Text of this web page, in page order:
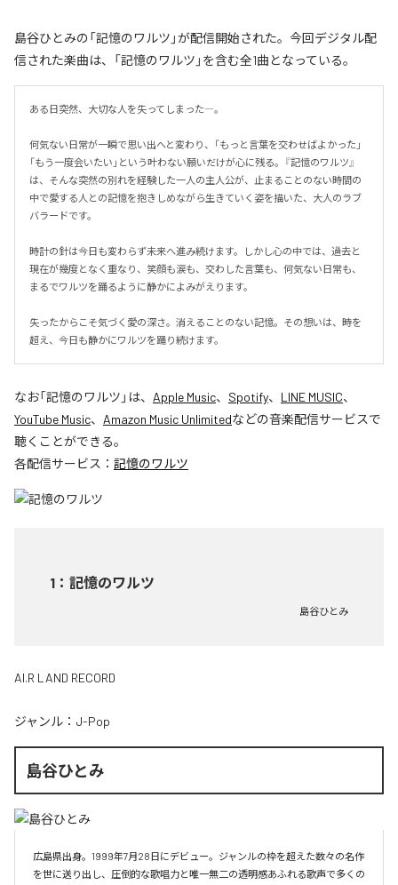
島谷ひとみの「記憶のワルツ」が配信開始された。今回デジタル配
信された楽曲は、「記憶のワルツ」を含む全1曲となっている。
ある日突然、大切な人を失ってしまった―。
何気ない日常が一瞬で思い出へと変わり、「もっと言葉を交わせばよかった」
「もう一度会いたい」という叶わない願いだけが心に残る。『記憶のワルツ』
は、そんな突然の別れを経験した一人の主人公が、止まることのない時間の
中で愛する人との記憶を抱きしめながら生きていく姿を描いた、大人のラブ
バラードです。
時計の針は今日も変わらず未来へ進み続けます。しかし心の中では、過去と
現在が幾度となく重なり、笑顔も涙も、交わした言葉も、何気ない日常も、
まるでワルツを踊るように静かによみがえります。
失ったからこそ気づく愛の深さ。消えることのない記憶。その想いは、時を
超え、今日も静かにワルツを踊り続けます。
なお「記憶のワルツ 」は、 Apple Music、 Spotify、 LINE MUSIC、
YouTube Music、 Amazon Music Unlimitedなどの音楽配信サービスで
聴くことができる。
各配信サービス： 記憶のワルツ
1 ： 記憶のワルツ
島谷ひとみ
AI.R LAND RECORD
ジャンル： J-Pop
島谷ひとみ
広島県出身。1999年7月28日にデビュー。ジャンルの枠を超えた数々の名作
を世に送り出し、圧倒的な歌唱力と唯一無二の透明感あふれる歌声で多くの